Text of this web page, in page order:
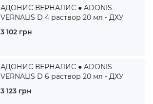
АДОНИС ВЕРНАЛИС ● ADONIS
VERNALIS D 4 раствор 20 мл - ДХУ
3 102 грн
АДОНИС ВЕРНАЛИС ● ADONIS
VERNALIS D 6 раствор 20 мл - ДХУ
3 123 грн